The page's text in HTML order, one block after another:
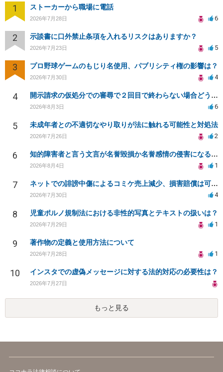
1 ストーカーから職場に電話
2026年7月28日 6
2 示談書に口外禁止条項を入れるリスクはありますか？
2026年7月23日 5
3 プロ野球ゲームのもじり名使用、パブリシティ権の影響は？
2026年7月30日 4
4 開示請求の仮処分での審尋で２回目で終わらない場合どうしたらいいですか
2026年8月3日 6
5 未成年者との不適切なやり取りが法に触れる可能性と対処法
2026年7月26日 2
6 知的障害者と言う文言が名誉毀損か名誉感情の侵害になるか教えてほしい。
2026年8月4日 1
7 ネットでの誹謗中傷によるコミケ売上減少、損害賠償は可能か？
2026年7月30日 4
8 児童ポルノ規制法における非性的写真とテキストの扱いは？
2026年7月29日 1
9 著作物の定義と使用方法について
2026年7月28日 1
10 インスタでの虚偽メッセージに対する法的対応の必要性は？
2026年7月27日
もっと見る